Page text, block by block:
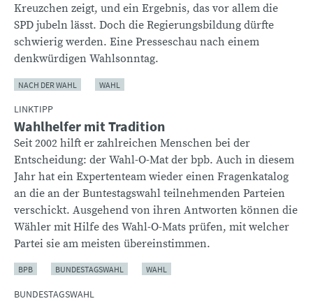
Kreuzchen zeigt, und ein Ergebnis, das vor allem die
SPD jubeln lässt. Doch die Regierungsbildung dürfte
schwierig werden. Eine Presseschau nach einem
denkwürdigen Wahlsonntag.
NACH DER WAHL WAHL
LINKTIPP
Wahlhelfer mit Tradition
Seit 2002 hilft er zahlreichen Menschen bei der
Entscheidung: der Wahl-O-Mat der bpb. Auch in diesem
Jahr hat ein Expertenteam wieder einen Fragenkatalog
an die an der Buntestagswahl teilnehmenden Parteien
verschickt. Ausgehend von ihren Antworten können die
Wähler mit Hilfe des Wahl-O-Mats prüfen, mit welcher
Partei sie am meisten übereinstimmen.
BPB BUNDESTAGSWAHL WAHL
BUNDESTAGSWAHL